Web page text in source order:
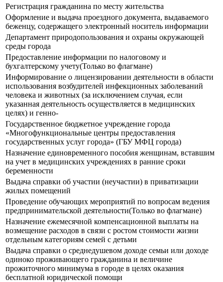
Регистрация гражданина по месту жительства
Оформление и выдача проездного документа, выдаваемого
беженцу, содержащего электронный носитель информации
Департамент природопользования и охраны окружающей
среды города
Предоставление информации по налоговому и
бухгалтерскому учету(Только во флагмане)
Информирование о лицензировании деятельности в области
использования возбудителей инфекционных заболеваний
человека и животных (за исключением случая, если
указанная деятельность осуществляется в медицинских
целях) и генно-
Государственное бюджетное учреждение города
«Многофункциональные центры предоставления
государственных услуг города» (ГБУ МФЦ города)
Назначение единовременного пособия женщинам, вставшим
на учет в медицинских учреждениях в ранние сроки
беременности
Выдача справки об участии (неучастии) в приватизации
жилых помещений
Проведение обучающих мероприятий по вопросам ведения
предпринимательской деятельности(Только во флагмане)
Назначение ежемесячной компенсационной выплаты на
возмещение расходов в связи с ростом стоимости жизни
отдельным категориям семей с детьми
Выдача справки о среднедушевом доходе семьи или доходе
одиноко проживающего гражданина и величине
прожиточного минимума в городе в целях оказания
бесплатной юридической помощи